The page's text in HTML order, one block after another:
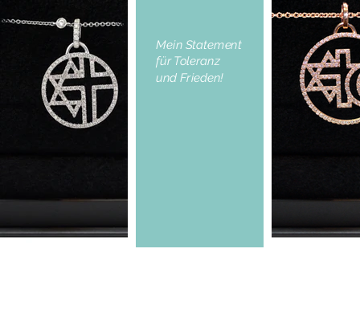
Mein Statement
für Toleranz
und Frieden!